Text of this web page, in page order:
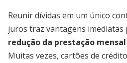
Reunir dívidas em um único
juros traz vantagens imediatas
redução da prestação mensal
Muitas vezes, cartões de